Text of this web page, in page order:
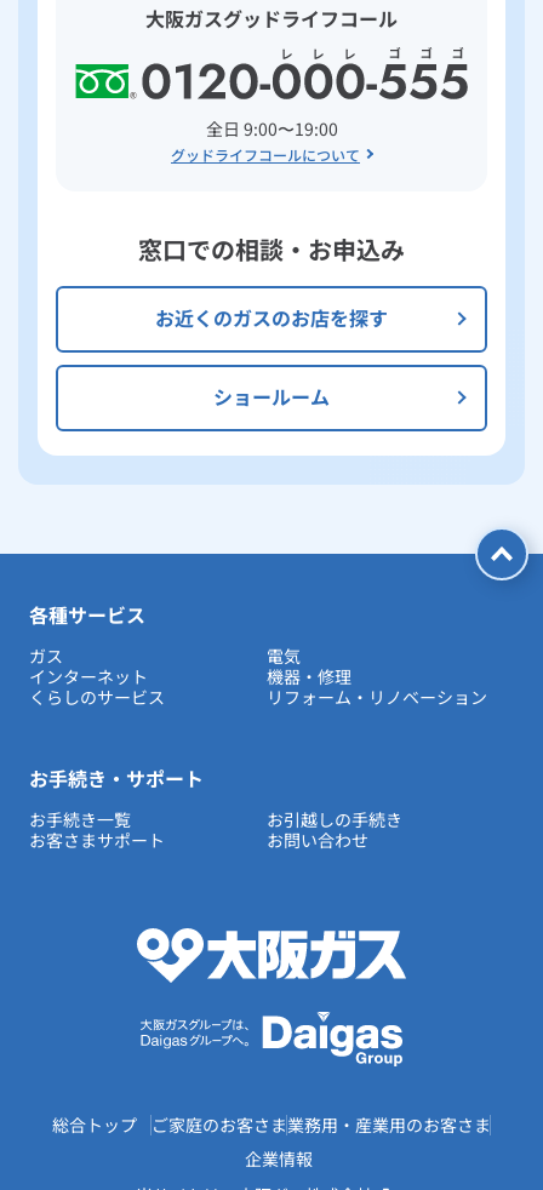
大阪ガスグッドライフコール
全日 9:00〜19:00
グッドライフコールについて
窓口での相談・お申込み
お近くのガスのお店を探す
ショールーム
各種サービス
ガス
電気
インターネット
機器・修理
くらしのサービス
リフォーム・リノベーション
お手続き・サポート
お手続き一覧
お引越しの手続き
お客さまサポート
お問い合わせ
総合トップ ご家庭のお客さま業務用・産業用のお客さま
企業情報